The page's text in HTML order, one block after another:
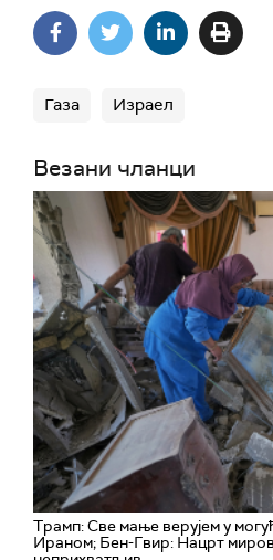
Газа Израел
Везани чланци
Трамп: Све мање верујем у
Ираном; Бен-Гвир: Нацрт